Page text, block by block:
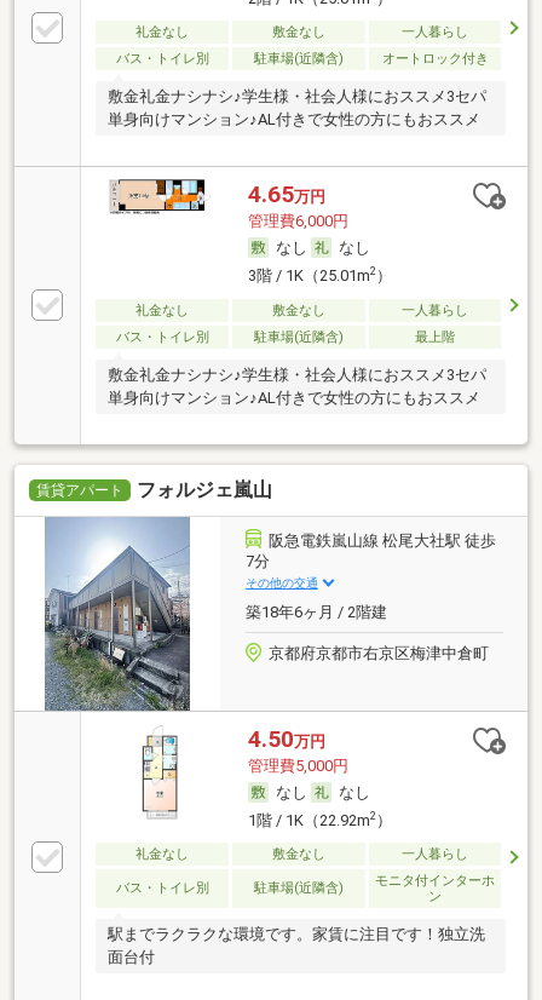
礼金なし 敷金なし
一人暮らし
バス・トイレ別
駐車場(近隣含) オートロック付き
敷金礼金ナシナシ♪学生様・社会人様におススメ3セパ
単身向けマンション♪AL付きで女性の方にもおススメ
4.65万円
管理費6,000円
なし
なし
3階 / 1K（25.01m2）
礼金なし 敷金なし
一人暮らし
バス・トイレ別
駐車場(近隣含) 最上階
敷金礼金ナシナシ♪学生様・社会人様におススメ3セパ
単身向けマンション♪AL付きで女性の方にもおススメ
賃貸アパート フォルジェ嵐山
阪急電鉄嵐山線 松尾大社駅 徒歩
7分
その他の交通
築18年6ヶ月 / 2階建
京都府京都市右京区梅津中倉町
4.50万円
管理費5,000円
なし
なし
1階 / 1K（22.92m2）
礼金なし 敷金なし 一人暮らし
バス・トイレ別 駐車場(近隣含)
モニタ付インターホ
ン
駅までラクラクな環境です。家賃に注目です！独立洗
面台付